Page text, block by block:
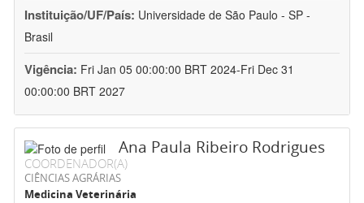
Instituição/UF/País: Universidade de São Paulo - SP -
Brasil
Vigência: Fri Jan 05 00:00:00 BRT 2024-Fri Dec 31
00:00:00 BRT 2027
Ana Paula Ribeiro Rodrigues
COORDENADOR(A)
CIÊNCIAS AGRÁRIAS
Medicina Veterinária